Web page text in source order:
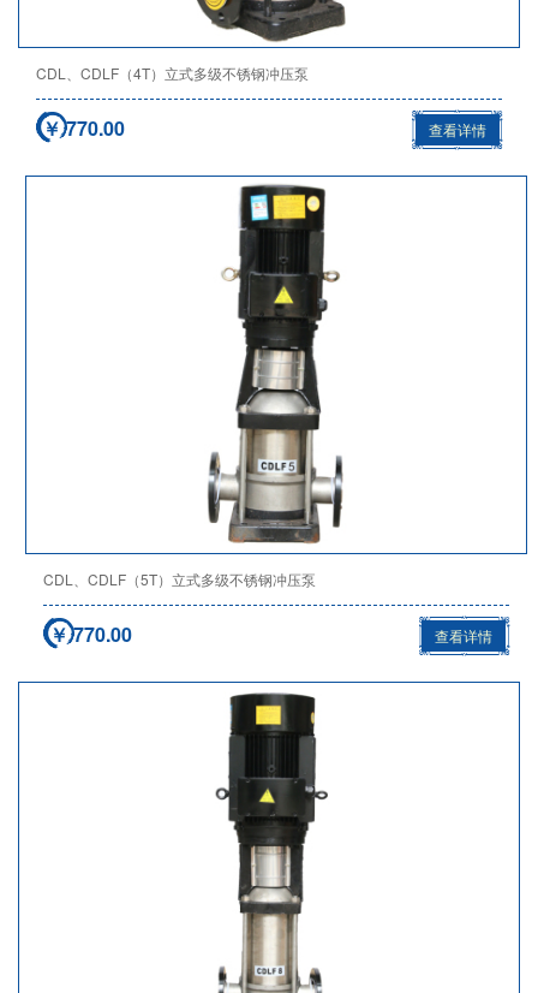
CDL、CDLF（4T）立式多级不锈钢冲压泵
￥ 770.00 查看详情
CDL、CDLF（5T）立式多级不锈钢冲压泵
￥ 770.00 查看详情